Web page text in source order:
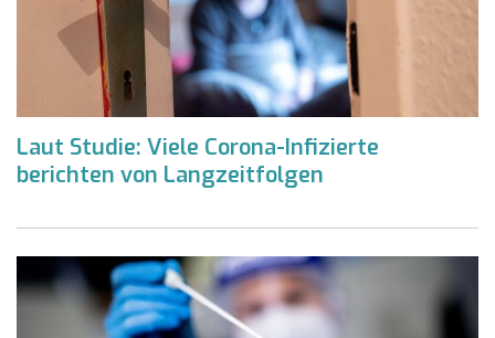
Laut Studie: Viele Corona-Infizierte
berichten von Langzeitfolgen